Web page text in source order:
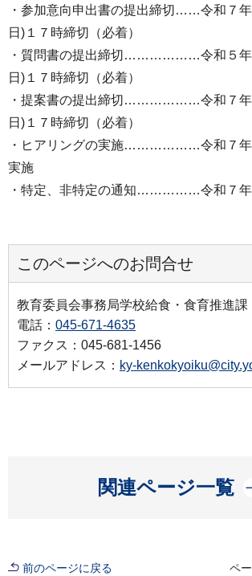
・参加意向申出書の提出締切……令和７
日)１７時締切（必着）
・質問書の提出締切………………令和５年
日)１７時締切（必着）
・提案書の提出締切………………令和７年
日)１７時締切（必着）
・ヒアリングの実施………………令和７年
実施
・特定、非特定の通知……………令和７年
このページへのお問合せ
教育委員会事務局学校給食・食育推進課
電話： 045-671-4635
ファクス：045-681-1456
メールアドレス： ky-
関連ページ一覧
開く
前のページに戻る ペ